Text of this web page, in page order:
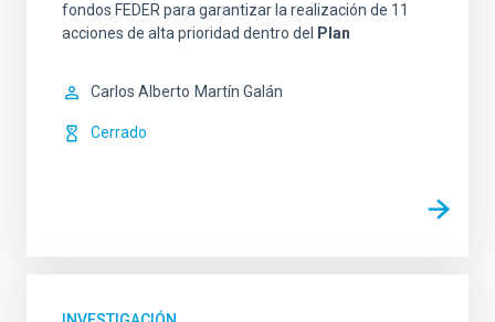
fondos FEDER para garantizar la realización de 11
acciones de alta prioridad dentro del
Plan
Carlos Alberto Martín Galán
Cerrado